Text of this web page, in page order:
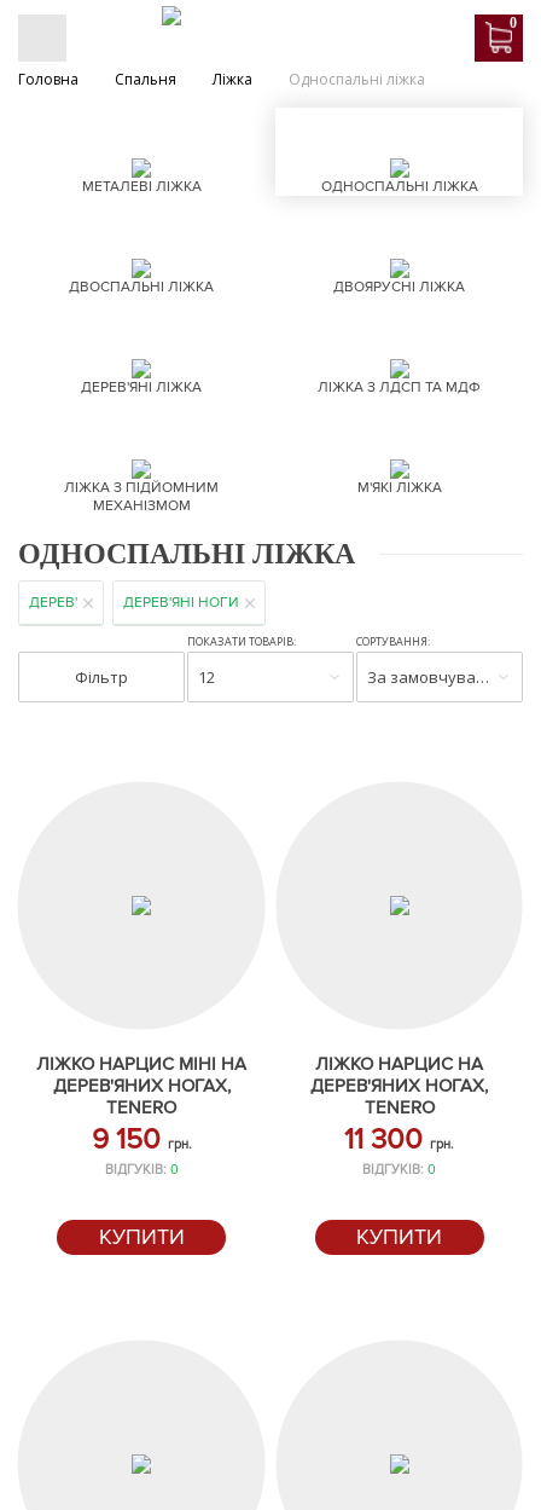
0
Головна Спальня Ліжка Односпальні ліжка
МЕТАЛЕВІ ЛІЖКА ОДНОСПАЛЬНІ ЛІЖКА
ДВОСПАЛЬНІ ЛІЖКА ДВОЯРУСНІ ЛІЖКА
ДЕРЕВ'ЯНІ ЛІЖКА ЛІЖКА З ЛДСП ТА МДФ
ЛІЖКА З ПІДЙОМНИМ
МЕХАНІЗМОМ
М'ЯКІ ЛІЖКА
ОДНОСПАЛЬНІ ЛІЖКА
ДЕРЕВ' ДЕРЕВ'ЯНІ НОГИ
Фільтр
ПОКАЗАТИ ТОВАРІВ:
12
СОРТУВАННЯ:
За замовчуванням
ЛІЖКО НАРЦИС МІНІ НА
ДЕРЕВ'ЯНИХ НОГАХ,
TENERO
9 150 грн.
ВІДГУКІВ: 0
КУПИТИ
ЛІЖКО НАРЦИС НА
ДЕРЕВ'ЯНИХ НОГАХ,
TENERO
11 300грн.
ВІДГУКІВ:0
КУПИТИ